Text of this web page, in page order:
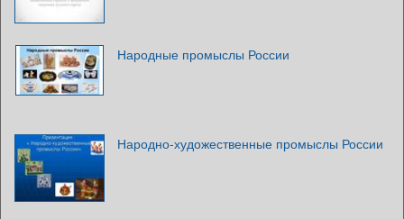
Народные промыслы России
Народно-художественные промыслы России